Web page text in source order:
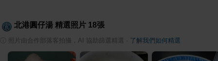
北港圓仔湯 精選照片 18張
照片由合作部落客拍攝，AI 協助篩選精選 了解我們如何精選